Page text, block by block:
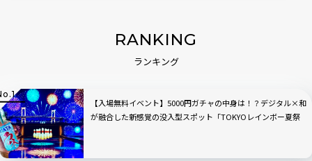
RANKING
ランキング
【入場無料イベント】5000円ガチャの中身は！？デジタル×和
が融合した新感覚の没入型スポット「TOKYOレインボー夏祭